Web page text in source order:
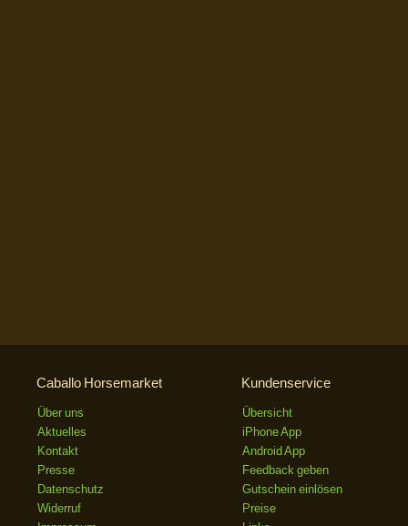
Caballo Horsemarket
Über uns
Aktuelles
Kontakt
Presse
Datenschutz
Widerruf
Kundenservice
Übersicht
iPhone App
Android App
Feedback geben
Gutschein einlösen
Preise